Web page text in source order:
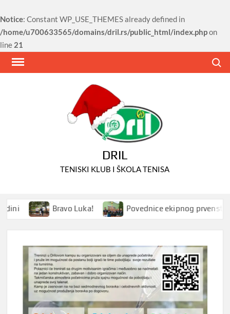
Notice: Constant WP_USE_THEMES already defined in
/home/u700633565/domains/dril.rs/public_html/index.phpon
line 21
Skip
DRIL
TENISKI KLUB I ŠKOLA TENISA
Bravo Luka! Povednice ekipnog prvenstva